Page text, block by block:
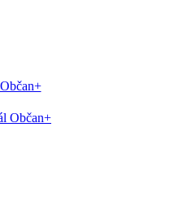
Občan+